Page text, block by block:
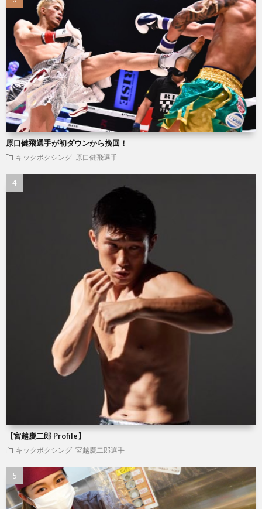
原口健飛選手が初ダウンから挽回！
キックボクシング 原口健飛選手
【宮越慶二郎 Profile】
キックボクシング 宮越慶二郎選手